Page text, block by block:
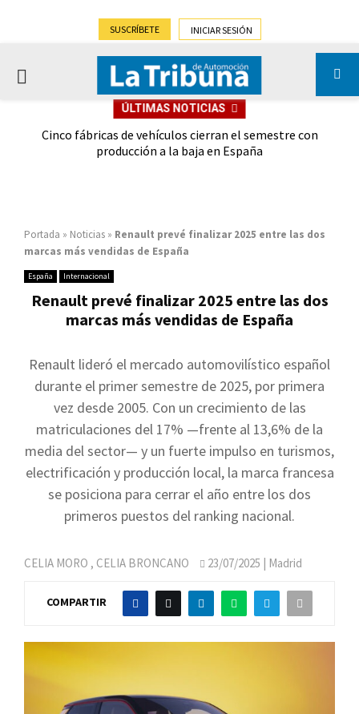
SUSCRÍBETE INICIAR SESIÓN
PRIMARY
ÚLTIMAS NOTICIAS
Cinco fábricas de vehículos cierran el semestre con
producción a la baja en España
Portada » Noticias » Renault prevé finalizar 2025 entre las dos
marcas más vendidas de España
España Internacional
Renault prevé finalizar 2025 entre las dos
marcas más vendidas de España
Renault lideró el mercado automovilístico español
durante el primer semestre de 2025, por primera
vez desde 2005. Con un crecimiento de las
matriculaciones del 17% —frente al 13,6% de la
media del sector— y un fuerte impulso en turismos,
electrificación y producción local, la marca francesa
se posiciona para cerrar el año entre los dos
primeros puestos del ranking nacional.
CELIA MORO , CELIA BRONCANO 23/07/2025 | Madrid
COMPARTIR